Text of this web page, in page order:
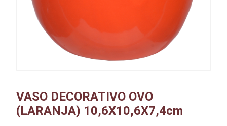
VASO DECORATIVO OVO
(LARANJA) 10,6X10,6X7,4cm